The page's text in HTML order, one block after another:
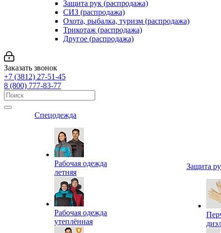
Защита рук (распродажа)
СИЗ (распродажа)
Охота, рыбалка, туризм (распродажа)
Трикотаж (распродажа)
Другое (распродажа)
Заказать звонок
+7 (3812) 27-51-45
8 (800) 777-83-77
Спецодежда
Рабочая одежда
летняя
Рабочая одежда
утеплённая
Защита